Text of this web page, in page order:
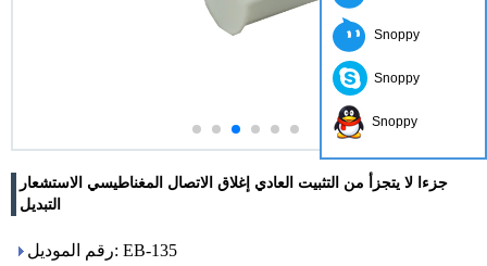
جزءا لا يتجزأ من التثبيت العادي إغلاق الاتصال المغناطيسي الاستشعار
التبديل
رقم الموديل: EB-135
Snoppy
Snoppy
Snoppy